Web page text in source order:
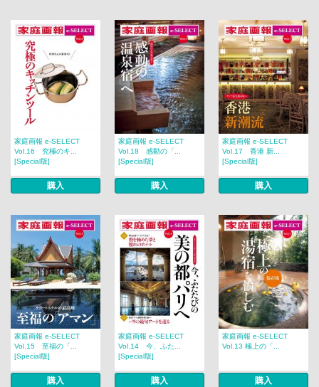
家庭画報 e-SELECT
Vol.16 究極のキ...
[Special版]
購入
家庭画報 e-SELECT
Vol.18 感動の「...
[Special版]
購入
家庭画報 e-SELECT
Vol.17 香港 新...
[Special版]
購入
家庭画報 e-SELECT
Vol.15 至福の「...
[Special版]
購入
家庭画報 e-SELECT
Vol.14 今、ふた...
[Special版]
購入
家庭画報 e-SELECT
Vol.13 極上の「...
購入